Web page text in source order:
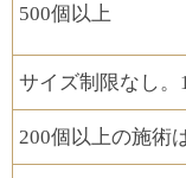
500個以上
サイズ制限なし。​
200個以上の​施術